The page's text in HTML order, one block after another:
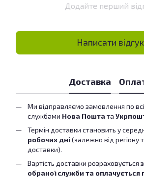
Додайте перший
Написати відгук
Доставка
Ми відправляємо замовлення по
службами Нова Пошта та
Термін доставки становить у
робочих дні(залежно від регіону
доставки).
Вартість доставки розраховується
обраної служби та оплачується